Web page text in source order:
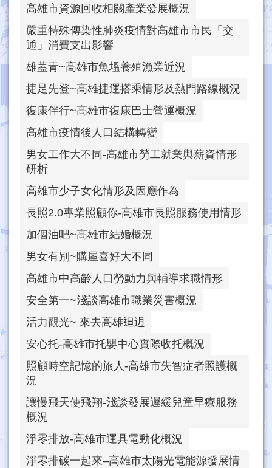
高雄市資源回收相關產業發展概況
嚴重特殊傳染性肺炎疫情對高雄市市民「交
通」消費支出影響
雄蓋青~高雄市魚塭養殖漁業近況
捷足先登~高雄捷運搭乘情形及熱門路線概況
復康伴行~高雄市復康巴士營運概況
高雄市疫情後人口結構轉變
男女工作大不同-高雄市勞工就業與薪資情形
研析
高雄市少子女化情形及因應作為
長照2.0專業照顧你-高雄市長照服務使用情形
加個油吧~高雄市結婚概況
男女有別~購屋喜好大不同
高雄市中高齡人口勞動力與輔導求職情形
安全第一~淺談高雄市職業災害概況
活力觀光~ 來去高雄𨑨迌
安心托-高雄市托嬰中心實際收托概況
照顧時空記憶的旅人-高雄市失智症者照護概
況
讓慢飛天使飛翔-淺談發展遲緩兒童早療服務
概況
淨零排放-高雄市運具電動化概況
淨零排碳一起來–高雄市太陽光電能源發展情